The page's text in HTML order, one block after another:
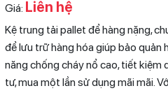
Giá: Liên hệ
Kệ trung tải pallet để hàng nặng,
để lưu trữ hàng hóa giúp bảo quản
năng chống cháy nổ cao, tiết kiệm
tư, mua một lần sử dụng mãi mãi.